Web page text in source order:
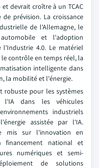
devrait croître à un TCAC
prévision. La croissance
de l'Allemagne, le
et l'adoption
l'Industrie 4.0. Le matériel
contrôle en temps réel, la
intelligente dans
la mobilité et l'énergie.
robuste pour les systèmes
l'IA dans les véhicules
industriels
assistée par l'IA.
mis sur l'innovation en
national et
numériques et semi-
de solutions